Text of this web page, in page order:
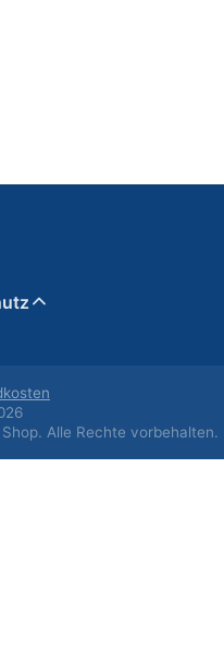
Alle Rechte vorbehalten.